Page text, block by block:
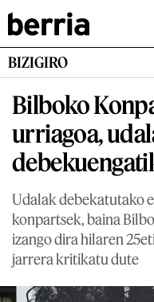
BIZIGIRO
Bilboko
urriagoa,
Udalak debekatutako
konpartsek, baina
izango dira hilaren
jarrera kritikatu dute